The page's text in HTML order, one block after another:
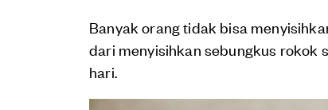
Banyak orang tidak bisa
dari menyisihkan sebungkus rokok
hari.